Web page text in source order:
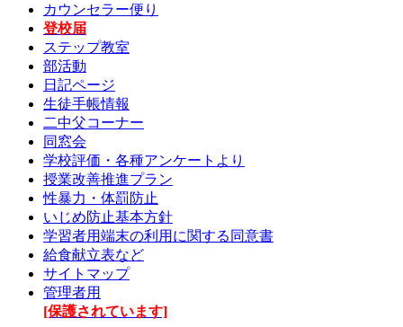
カウンセラー便り
登校届
ステップ教室
部活動
日記ページ
生徒手帳情報
二中父コーナー
同窓会
学校評価・各種アンケートより
授業改善推進プラン
性暴力・体罰防止
いじめ防止基本方針
学習者用端末の利用に関する同意書
給食献立表など
サイトマップ
管理者用
[保護されています]